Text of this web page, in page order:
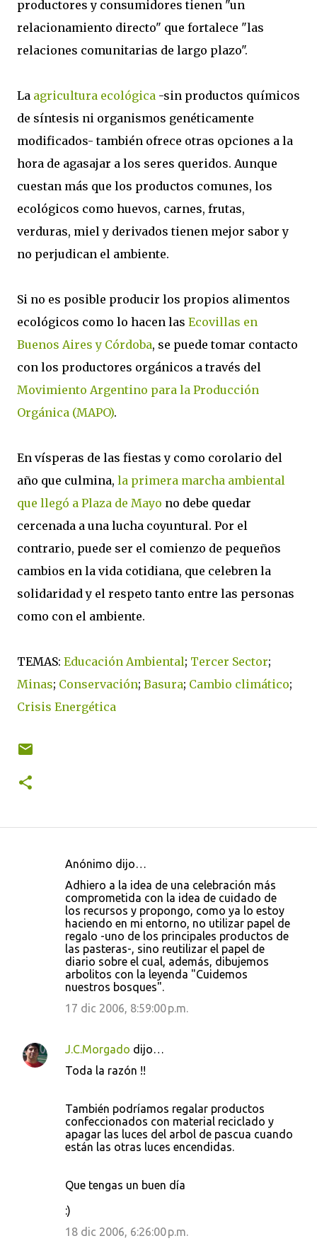
productores y consumidores tienen "un
relacionamiento directo" que fortalece "las
relaciones comunitarias de largo plazo".
La agricultura ecológica -sin productos químicos
de síntesis ni organismos genéticamente
modificados- también ofrece otras opciones a la
hora de agasajar a los seres queridos. Aunque
cuestan más que los productos comunes, los
ecológicos como huevos, carnes, frutas,
verduras, miel y derivados tienen mejor sabor y
no perjudican el ambiente.
Si no es posible producir los propios alimentos
ecológicos como lo hacen las Ecovillas en
Buenos Aires y Córdoba, se puede tomar contacto
con los productores orgánicos a través del
Movimiento Argentino para la Producción
Orgánica (MAPO).
En vísperas de las fiestas y como corolario del
año que culmina, la primera marcha ambiental
que llegó a Plaza de Mayo no debe quedar
cercenada a una lucha coyuntural. Por el
contrario, puede ser el comienzo de pequeños
cambios en la vida cotidiana, que celebren la
solidaridad y el respeto tanto entre las personas
como con el ambiente.
TEMAS: Educación Ambiental; Tercer Sector;
Minas; Conservación; Basura; Cambio climático;
Crisis Energética
o
Anónimo dijo…
Adhiero a la idea de una celebración más
comprometida con la idea de cuidado de
los recursos y propongo, como ya lo estoy
haciendo en mi entorno, no utilizar papel de
regalo -uno de los principales productos de
las pasteras-, sino reutilizar el papel de
diario sobre el cual, además, dibujemos
arbolitos con la leyenda "Cuidemos
nuestros bosques".
17 dic 2006, 8:59:00 p.m.
J.C.Morgado dijo…
Toda la razón !!
También podríamos regalar productos
confeccionados con material reciclado y
apagar las luces del arbol de pascua cuando
están las otras luces encendidas.
Que tengas un buen día
:)
18 dic 2006, 6:26:00 p.m.